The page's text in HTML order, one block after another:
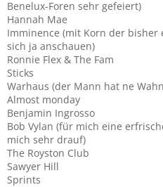
Benelux-Foren sehr gefeiert)
Hannah Mae
Imminence (mit Korn der bisher
sich ja anschauen)
Ronnie Flex & The Fam
Sticks
Warhaus (der Mann hat ne
Almost monday
Benjamin Ingrosso
Bob Vylan (für mich eine
mich sehr drauf)
The Royston Club
Sawyer Hill
Sprints